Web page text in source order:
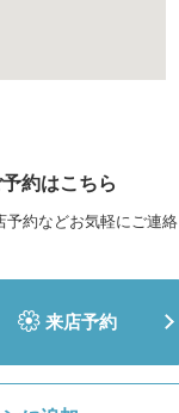
約はこちら
予約などお気軽にご連絡
来店予約